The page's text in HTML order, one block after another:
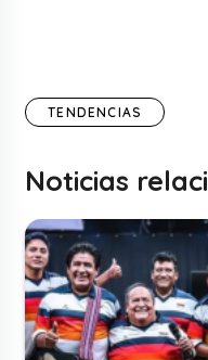
TENDENCIAS
Noticias